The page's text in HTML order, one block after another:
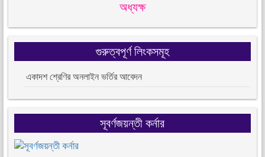
অধ্যক্ষ
গুরুত্বপূর্ণ লিংকসমূহ
একাদশ শ্রেণির অনলাইন ভর্তির আবেদন
সূবর্ণজয়ন্তী কর্নার